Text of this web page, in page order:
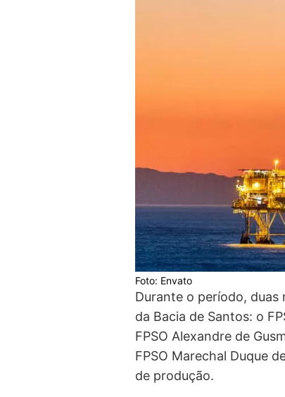
Foto: Envato
Durante o período,
da Bacia de Santos: o
FPSO Alexandre de
FPSO Marechal Duque
de produção.